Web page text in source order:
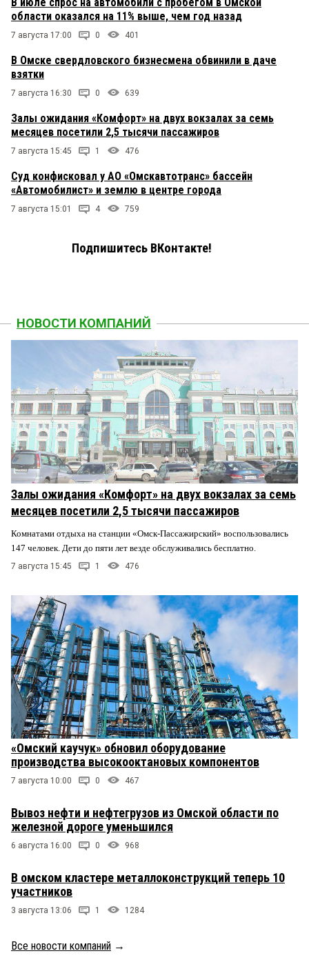
области оказался на 11% выше, чем год назад
7 августа 17:00 0 401
В Омске свердловского бизнесмена обвинили в даче
взятки
7 августа 16:30 0 639
Залы ожидания «Комфорт» на двух вокзалах за семь
месяцев посетили 2,5 тысячи пассажиров
7 августа 15:45 1 476
Суд конфисковал у АО «Омскавтотранс» бассейн
«Автомобилист» и землю в центре города
7 августа 15:01 4 759
Подпишитесь ВКонтакте!
НОВОСТИ КОМПАНИЙ
Залы ожидания «Комфорт» на двух вокзалах за семь
месяцев посетили 2,5 тысячи пассажиров
Комнатами отдыха на станции «Омск-Пассажирский» воспользовались
147 человек. Дети до пяти лет везде обслуживались бесплатно.
7 августа 15:45 1 476
«Омский каучук» обновил оборудование
производства высокооктановых компонентов
7 августа 10:00 0 467
Вывоз нефти и нефтегрузов из Омской области по
железной дороге уменьшился
6 августа 16:00 0 968
В омском кластере металлоконструкций теперь 10
участников
3 августа 13:06 1 1284
Все новости компаний →